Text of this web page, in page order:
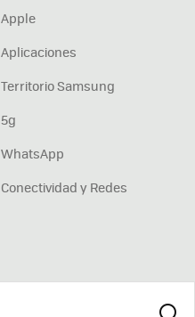
Apple
Aplicaciones
Territorio Samsung
5g
WhatsApp
Conectividad y Redes